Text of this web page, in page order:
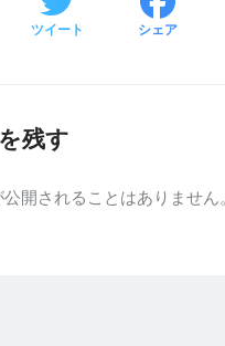
ツイート シェア
残す
開されることはありません